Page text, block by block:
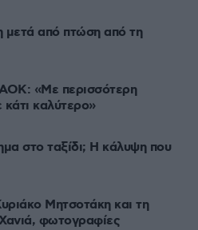
μετά από πτώση από τη
«Με περισσότερη
καλύτερο»
στο ταξίδι; Η κάλυψη που
Μητσοτάκη και τη
φωτογραφίες